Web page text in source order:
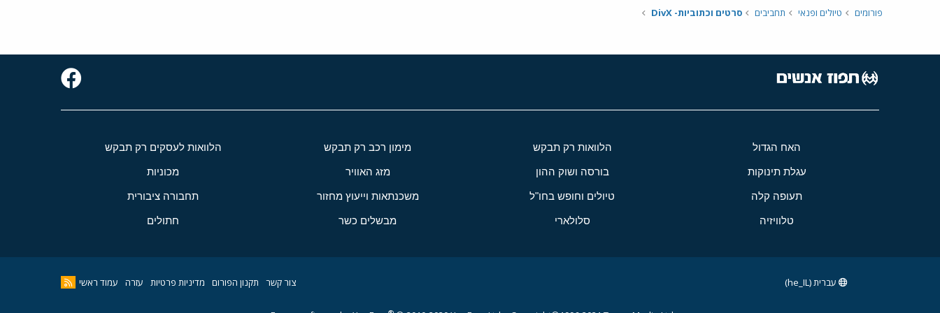
פורומים טיולים ופנאי תחביבים סרטים וכתוביות- DivX
האח הגדול הלוואות רק תבקש מימון רכב רק תבקש הלוואות לעסקים רק תבקש
עגלת תינוקות בורסה ושוק ההון מזג האוויר מכוניות
תעופה קלה טיולים וחופש בחו"ל משכנתאות וייעוץ מחזור תחבורה ציבורית
טלוויזיה סלולארי מבשלים כשר חתולים
צור קשר תקנון הפורום מדיניות פרטיות עזרה עמוד ראשי עברית (he_IL)